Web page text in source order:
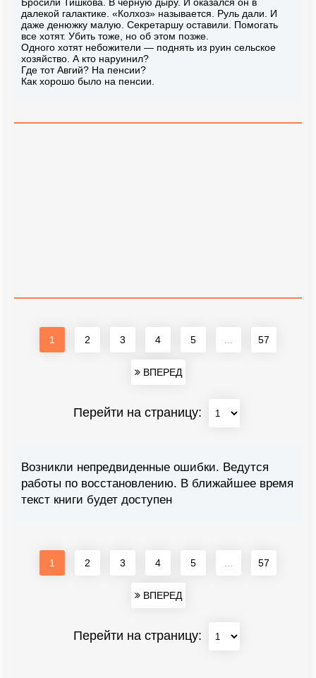
далекой галактике. «Колхоз» называется. Руль дали. И
даже денюжку малую. Секретаршу оставили. Помогать
все хотят. Убить тоже, но об этом позже.
Одного хотят небожители — поднять из руин сельское
хозяйство. А кто наруинил?
Где тот Авгий? На пенсии?
Как хорошо было на пенсии.
1 2 3 4 5 57
ВПЕРЕД
Перейти на страницу:
Возникли непредвиденные ошибки. Ведутся
работы по восстановлению. В ближайшее время
текст книги будет доступен
1 2 3 4 5 57
ВПЕРЕД
Перейти на страницу: